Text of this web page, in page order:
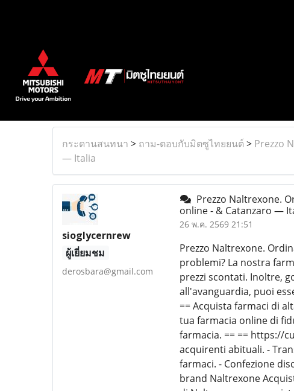
กระดานสนทนา > ถาม-ตอบกับมิตซูไทยยนต์ > Prezzo
— Italia
sioglycernrew
ผู้เยี่ยมชม
derosbara@gmail.com
Prezzo Naltrexone.
online - & Catanzaro —
26 พ.ค. 2569 21:51
Prezzo Naltrexone.
problemi? La nostra
prezzi scontati. Inoltre,
all'avanguardia, puoi
== Acquista farmaci di
tua farmacia online di
farmacia. == == https://
acquirenti abituali. -
farmaci. - Confezione
brand Naltrexone